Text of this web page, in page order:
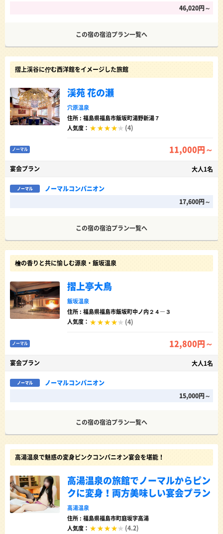
46,020円～
この宿の宿泊プラン一覧へ
摺上渓谷に佇む西洋館をイメージした旅館
渓苑 花の瀬
穴原温泉
住所 : 福島県福島市飯坂町湯野新湯７
人気度：
(4)
ノーマル 11,000円～
宴会プラン 大人1名
ノーマル
ノーマルコンパニオン
17,600円～
この宿の宿泊プラン一覧へ
檜の香りと共に愉しむ源泉・飯坂温泉
摺上亭大鳥
飯坂温泉
住所 : 福島県福島市飯坂町中ノ内２４―３
人気度：
(4)
ノーマル 12,800円～
宴会プラン 大人1名
ノーマル
ノーマルコンパニオン
15,000円～
この宿の宿泊プラン一覧へ
高湯温泉で魅惑の変身ピンクコンパニオン宴会を堪能！
高湯温泉の旅館でノーマルからピン
クに変身！両方美味しい宴会プラン
高湯温泉
住所 : 福島県福島市町庭坂字高湯
人気度：
(4.2)